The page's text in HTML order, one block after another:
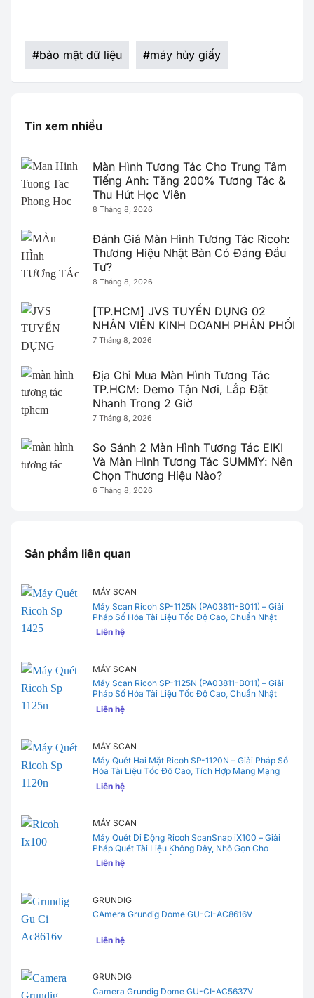
#bảo mật dữ liệu #máy hủy giấy
Tin xem nhiều
Màn Hình Tương Tác Cho Trung Tâm
Tiếng Anh: Tăng 200% Tương Tác &
Thu Hút Học Viên
8 Tháng 8, 2026
Đánh Giá Màn Hình Tương Tác Ricoh:
Thương Hiệu Nhật Bản Có Đáng Đầu
Tư?
8 Tháng 8, 2026
[TP.HCM] JVS TUYỂN DỤNG 02
NHÂN VIÊN KINH DOANH PHÂN PHỐI
7 Tháng 8, 2026
Địa Chỉ Mua Màn Hình Tương Tác
TP.HCM: Demo Tận Nơi, Lắp Đặt
Nhanh Trong 2 Giờ
7 Tháng 8, 2026
So Sánh 2 Màn Hình Tương Tác EIKI
Và Màn Hình Tương Tác SUMMY: Nên
Chọn Thương Hiệu Nào?
6 Tháng 8, 2026
Sản phẩm liên quan
MÁY SCAN
Máy Scan Ricoh SP-1125N (PA03811-B011) – Giải
Pháp Số Hóa Tài Liệu Tốc Độ Cao, Chuẩn Nhật
Bản
Liên hệ
MÁY SCAN
Máy Scan Ricoh SP-1125N (PA03811-B011) – Giải
Pháp Số Hóa Tài Liệu Tốc Độ Cao, Chuẩn Nhật
Bản
Liên hệ
MÁY SCAN
Máy Quét Hai Mặt Ricoh SP-1120N – Giải Pháp Số
Hóa Tài Liệu Tốc Độ Cao, Tích Hợp Mạng Mạng
Nội Bộ Cho Văn Phòng
Liên hệ
MÁY SCAN
Máy Quét Di Động Ricoh ScanSnap iX100 – Giải
Pháp Quét Tài Liệu Không Dây, Nhỏ Gọn Cho
Người Hay Di Chuyển
Liên hệ
GRUNDIG
CAmera Grundig Dome GU-CI-AC8616V
Liên hệ
GRUNDIG
Camera Grundig Dome GU-CI-AC5637V